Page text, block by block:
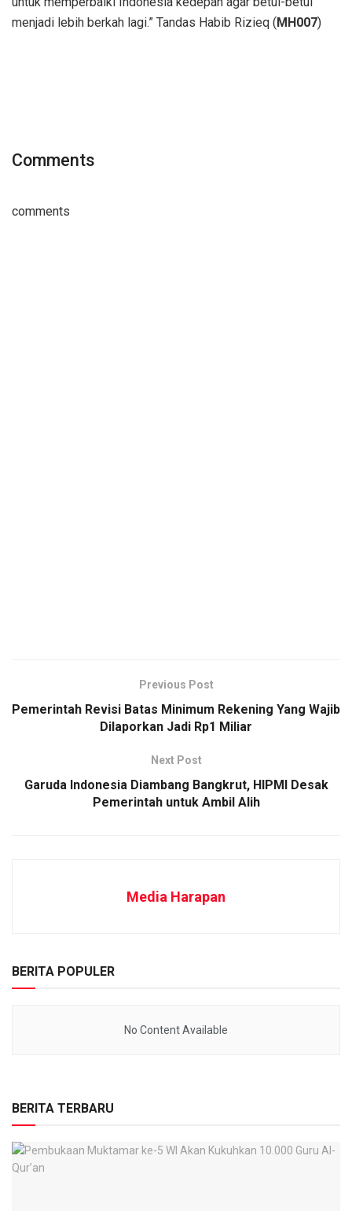
menjadi lebih berkah lagi.” Tandas Habib Rizieq (MH007)
Comments
comments
Previous Post
Pemerintah Revisi Batas Minimum Rekening Yang Wajib
Dilaporkan Jadi Rp1 Miliar
Next Post
Garuda Indonesia Diambang Bangkrut, HIPMI Desak
Pemerintah untuk Ambil Alih
Media Harapan
BERITA POPULER
No Content Available
BERITA TERBARU